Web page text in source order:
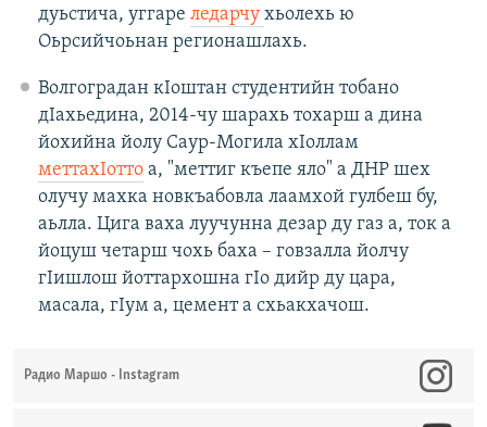
дуьстича, уггаре ледарчу хьолехь ю
Оьрсийчоьнан регионашлахь.
Волгоградан кIоштан студентийн тобано
дIахьедина, 2014-чу шарахь тохарш а дина
йохийна йолу Саур-Могила хIоллам
меттахIоттоа, "меттиг къепе яло" а ДНР шех
олучу махка новкъабовла лаамхой гулбеш бу,
аьлла. Цига ваха луучунна дезар ду газ а, ток а
йоцуш четарш чохь баха – говзалла йолчу
гIишлош йоттархошна гIо дийр ду цара,
масала, гIум а, цемент а схьакхачош.
Радио Маршо - Instagram